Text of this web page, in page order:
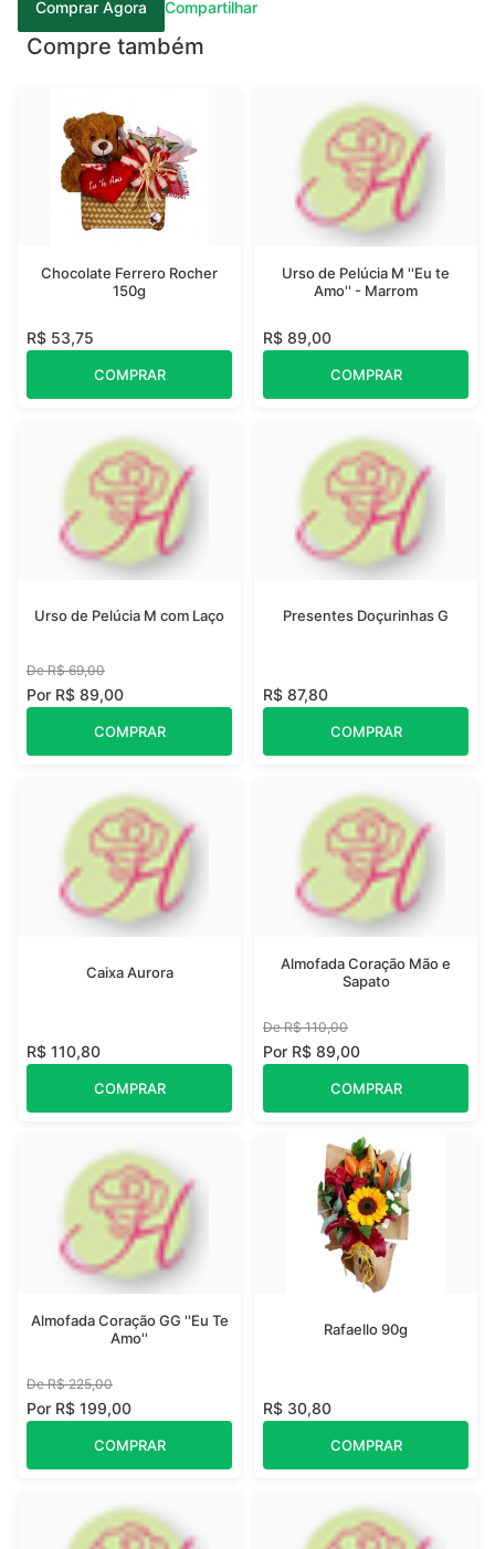
Comprar Agora Compartilhar
Compre também
Chocolate Ferrero Rocher
150g
R$ 53,75
COMPRAR
Urso de Pelúcia M ''Eu te
Amo'' - Marrom
R$ 89,00
COMPRAR
Urso de Pelúcia M com Laço
De R$ 69,00
Por R$ 89,00
COMPRAR
Presentes Doçurinhas G
R$ 87,80
COMPRAR
Caixa Aurora
R$ 110,80
COMPRAR
Almofada Coração Mão e
Sapato
De R$ 110,00
Por R$ 89,00
COMPRAR
Almofada Coração GG ''Eu Te
Amo''
De R$ 225,00
Por R$ 199,00
COMPRAR
Rafaello 90g
R$ 30,80
COMPRAR